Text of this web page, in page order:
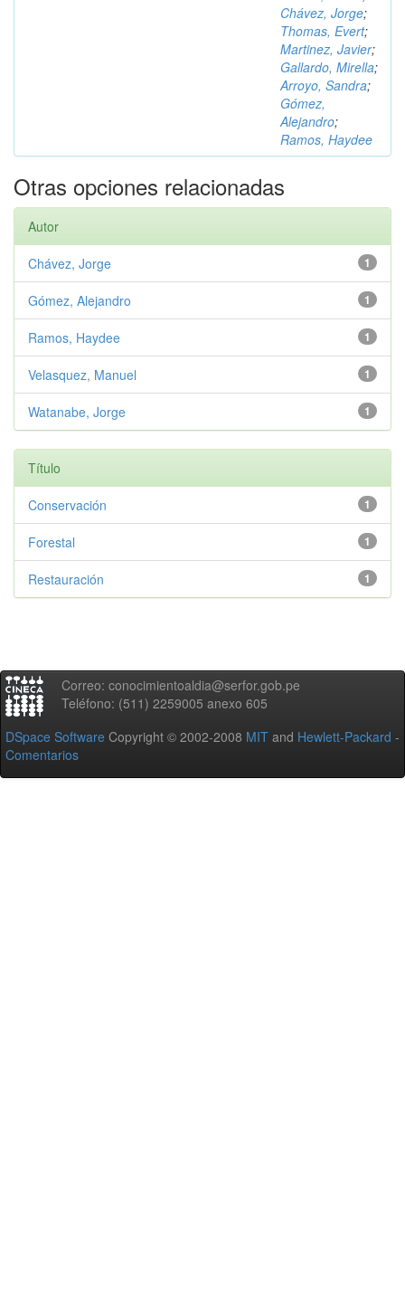
Chávez, Jorge;
Thomas, Evert;
Martinez, Javier;
Gallardo, Mirella;
Arroyo, Sandra;
Gómez,
Alejandro;
Ramos, Haydee
Otras opciones relacionadas
Autor
1
Chávez, Jorge
1
Gómez, Alejandro
1
Ramos, Haydee
1
Velasquez, Manuel
1
Watanabe, Jorge
Título
1
Conservación
1
Forestal
1
Restauración
Correo: conocimientoaldia@serfor.gob.pe
Teléfono: (511) 2259005 anexo 605
DSpace Software Copyright © 2002-2008 MIT and Hewlett-Packard -
Comentarios